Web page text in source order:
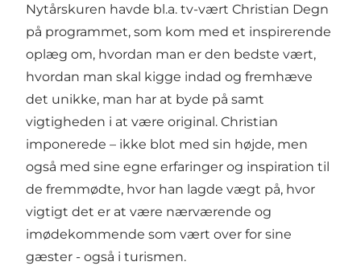
Nytårskuren havde bl.a. tv-vært Christian Degn
på programmet, som kom med et inspirerende
oplæg om, hvordan man er den bedste vært,
hvordan man skal kigge indad og fremhæve
det unikke, man har at byde på samt
vigtigheden i at være original. Christian
imponerede – ikke blot med sin højde, men
også med sine egne erfaringer og inspiration til
de fremmødte, hvor han lagde vægt på, hvor
vigtigt det er at være nærværende og
imødekommende som vært over for sine
gæster - også i turismen.